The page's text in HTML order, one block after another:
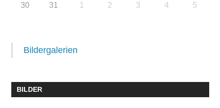
30 31 1 2 3 4 5
Bildergalerien
BILDER